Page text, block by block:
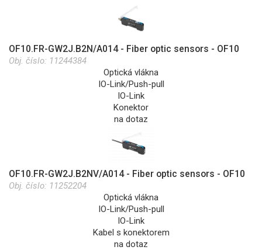
OF10.FR-GW2J.B2N/A014 - Fiber optic sensors - OF10
Obj. číslo: 11244384
Optická vlákna
IO-Link/Push-pull
IO-Link
Konektor
na dotaz
OF10.FR-GW2J.B2NV/A014 - Fiber optic sensors - OF10
Obj. číslo: 11252204
Optická vlákna
IO-Link/Push-pull
IO-Link
Kabel s konektorem
na dotaz